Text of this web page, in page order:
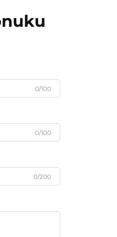
0/100
0/100
0/200